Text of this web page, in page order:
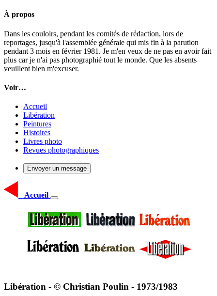
À propos
Dans les couloirs, pendant les comités de rédaction, lors de
reportages, jusqu'à l'assemblée générale qui mis fin à la parution
pendant 3 mois en février 1981. Je m'en veux de ne pas en avoir fait
plus car je n'ai pas photographié tout le monde. Que les absents
veuillent bien m'excuser.
Voir…
Accueil
Libération
Peintures
Histoires
Livres photo
Revues photographiques
Envoyer un message
Accueil
Libération - © Christian Poulin - 1973/1983